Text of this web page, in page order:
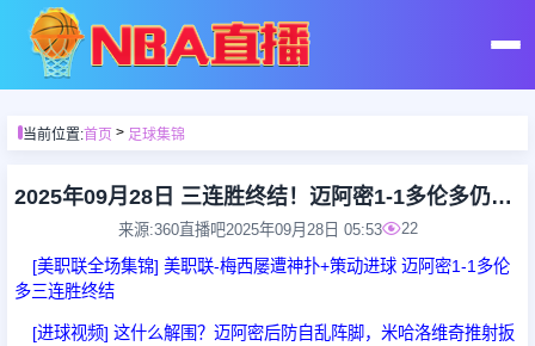
首页
足球直播
篮球直播
足球录像
当前位置:首页> 足球集锦
2025年09月28日 三连胜终结！迈阿密1-1多伦多仍第3 梅西策动多伦多门将屡献神扑
来源:360直播吧2025年09月28日 05:53 22
[美职联全场集锦] 美职联-梅西屡遭神扑+策动进球 迈阿密1-1多伦
多三连胜终结
[进球视频] 这什么解围？迈阿密后防自乱阵脚，米哈洛维奇推射扳